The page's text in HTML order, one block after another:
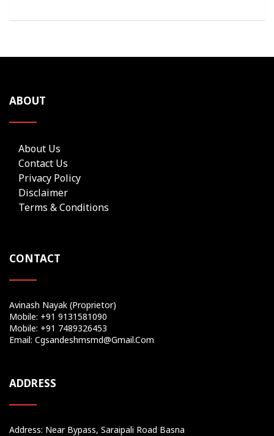
ABOUT
About Us
Contact Us
Privacy Policy
Disclaimer
Terms & Conditions
CONTACT
Avinash Nayak (Proprietor)
Mobile: +91 9131581090
Mobile: +91 7489326453
Email: Cgsandeshmsmd@gmail.com
ADDRESS
Address: Near Bypass, Saraipali Road Basna